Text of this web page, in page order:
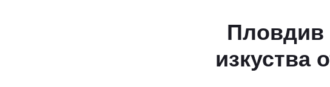
Пловдив
изкуства